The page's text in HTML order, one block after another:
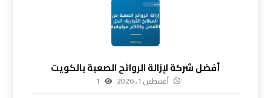
أفضل شركة لإزالة الروائح الصعبة بالكويت
أغسطس 1, 2026 1